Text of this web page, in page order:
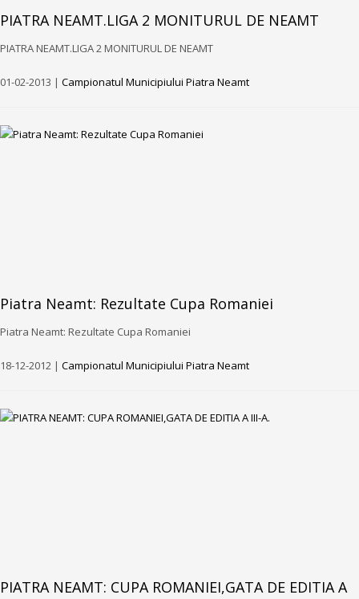
PIATRA NEAMT.LIGA 2 MONITURUL DE NEAMT
PIATRA NEAMT.LIGA 2 MONITURUL DE NEAMT
01-02-2013 | Campionatul Municipiului Piatra Neamt
Piatra Neamt: Rezultate Cupa Romaniei
Piatra Neamt: Rezultate Cupa Romaniei
18-12-2012 | Campionatul Municipiului Piatra Neamt
PIATRA NEAMT: CUPA ROMANIEI,GATA DE EDITIA A